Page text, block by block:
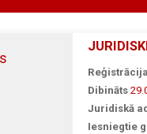
Dibināts
Juridiskā
Iesniegtie